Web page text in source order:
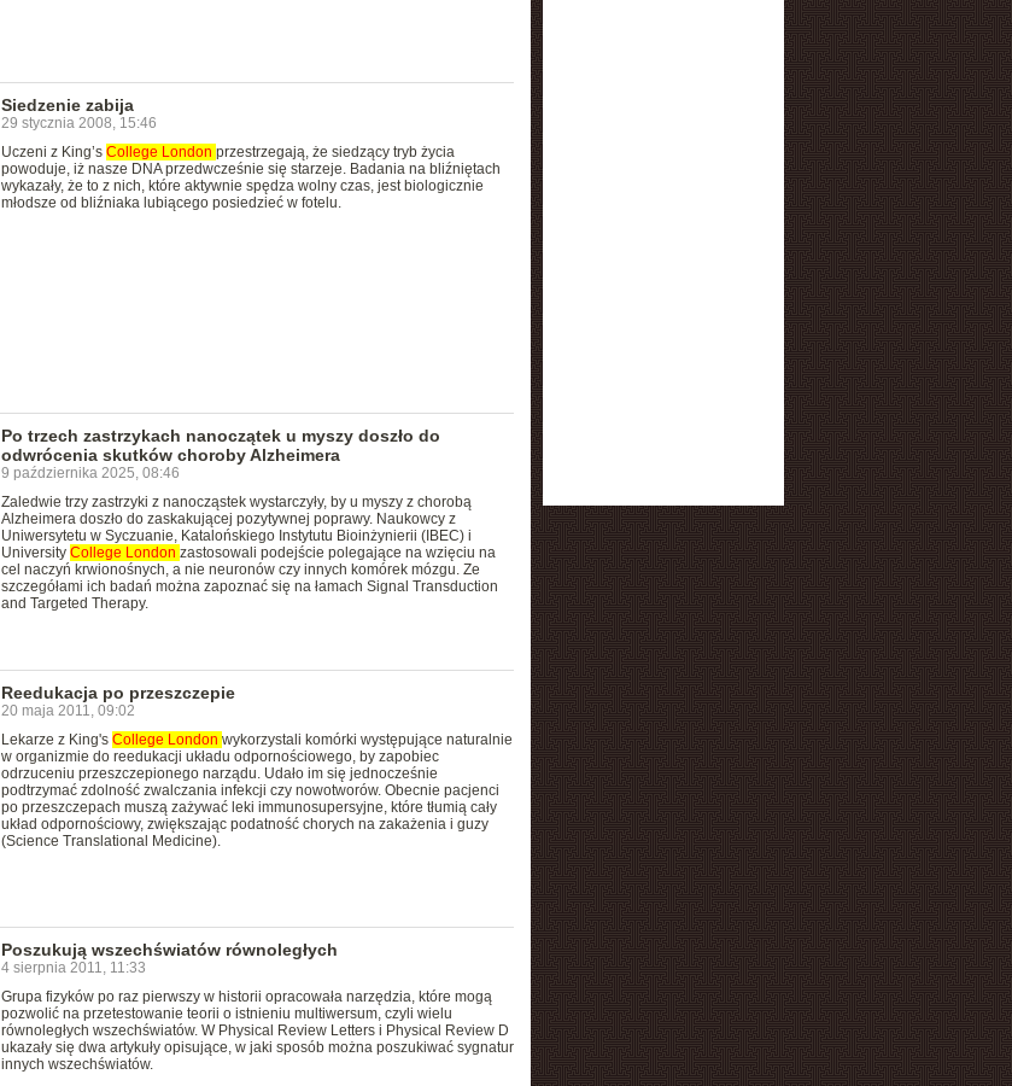
Siedzenie zabija
29 stycznia 2008, 15:46
Uczeni z King’s College London przestrzegają, że siedzący tryb życia
powoduje, iż nasze DNA przedwcześnie się starzeje. Badania na bliźniętach
wykazały, że to z nich, które aktywnie spędza wolny czas, jest biologicznie
młodsze od bliźniaka lubiącego posiedzieć w fotelu.
Po trzech zastrzykach nanoczątek u myszy doszło do
odwrócenia skutków choroby Alzheimera
9 października 2025, 08:46
Zaledwie trzy zastrzyki z nanocząstek wystarczyły, by u myszy z chorobą
Alzheimera doszło do zaskakującej pozytywnej poprawy. Naukowcy z
Uniwersytetu w Syczuanie, Katalońskiego Instytutu Bioinżynierii (IBEC) i
University College London zastosowali podejście polegające na wzięciu na
cel naczyń krwionośnych, a nie neuronów czy innych komórek mózgu. Ze
szczegółami ich badań można zapoznać się na łamach Signal Transduction
and Targeted Therapy.
Reedukacja po przeszczepie
20 maja 2011, 09:02
Lekarze z King's College London wykorzystali komórki występujące naturalnie
w organizmie do reedukacji układu odpornościowego, by zapobiec
odrzuceniu przeszczepionego narządu. Udało im się jednocześnie
podtrzymać zdolność zwalczania infekcji czy nowotworów. Obecnie pacjenci
po przeszczepach muszą zażywać leki immunosupersyjne, które tłumią cały
układ odpornościowy, zwiększając podatność chorych na zakażenia i guzy
(Science Translational Medicine).
Poszukują wszechświatów równoległych
4 sierpnia 2011, 11:33
Grupa fizyków po raz pierwszy w historii opracowała narzędzia, które mogą
pozwolić na przetestowanie teorii o istnieniu multiwersum, czyli wielu
równoległych wszechświatów. W Physical Review Letters i Physical Review D
ukazały się dwa artykuły opisujące, w jaki sposób można poszukiwać sygnatur
innych wszechświatów.